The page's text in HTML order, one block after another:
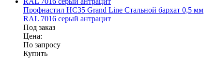
Профнастил НС35 Grand Line Стальной бархат 0,5 мм
RAL 7016 серый антрацит
Под заказ
Цена:
По запросу
Купить